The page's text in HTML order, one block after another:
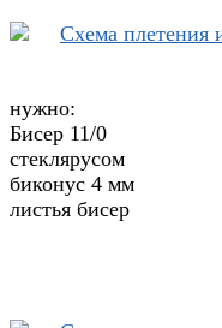
нужно:
Бисер 11/0
стеклярусом
биконус 4 мм
листья бисер